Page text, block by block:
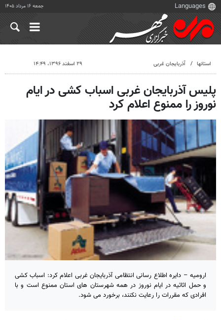
جمعه ۱۶ مرداد ۱۴۰۵
استانها آذربایجان غربی ۲۹ اسفند ۱۳۹۶، ۱۴:۴۹
پلیس آذربایجان غربی اسباب کشی در ایام
نوروز را ممنوع اعلام کرد
ارومیه – دایره اطلاع رسانی انتظامی آذربایجان غربی اعلام کرد: اسباب کشی
و حمل اثاثیه در ایام نوروز در همه شهرستان های استان ممنوع است و با
افرادی که مقررات را رعایت نکنند، برخورد می شود.